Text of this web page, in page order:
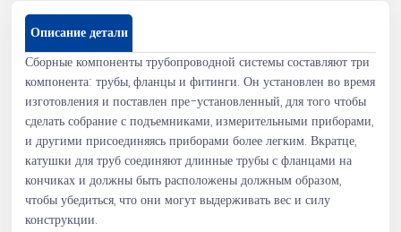
Описание детали
Сборные компоненты трубопроводной системы составляют три
компонента: трубы, фланцы и фитинги. Он установлен во время
изготовления и поставлен пре-установленный, для того чтобы
сделать собрание с подъемниками, измерительными приборами,
и другими присоединяясь приборами более легким. Вкратце,
катушки для труб соединяют длинные трубы с фланцами на
кончиках и должны быть расположены должным образом,
чтобы убедиться, что они могут выдерживать вес и силу
конструкции.